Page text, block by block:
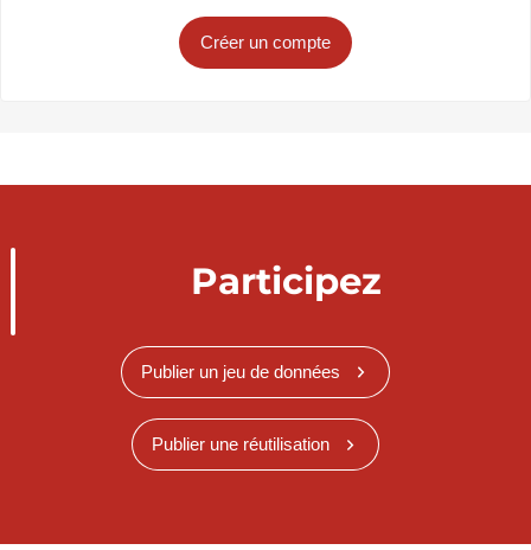
Créer un compte
Participez
Publier un jeu de données
Publier une réutilisation